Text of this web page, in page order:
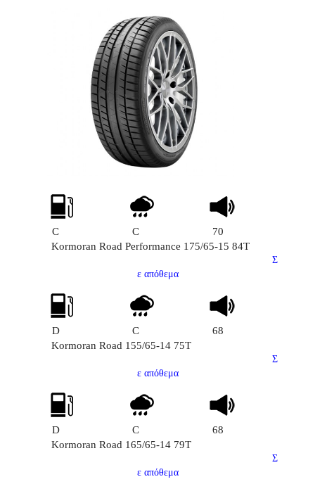
C C
70
Kormoran Road Performance 175/65-15 84T
Σ
ε απόθεμα
D C
68
Kormoran Road 155/65-14 75T
Σ
ε απόθεμα
D C
68
Kormoran Road 165/65-14 79T
Σ
ε απόθεμα